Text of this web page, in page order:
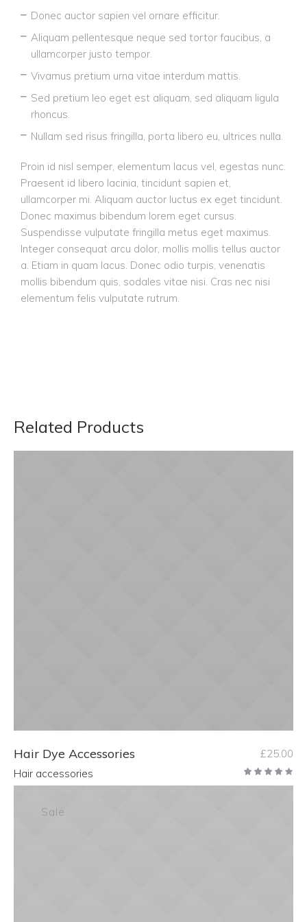
Donec auctor sapien vel ornare efficitur.
Aliquam pellentesque neque sed tortor faucibus, a
ullamcorper justo tempor.
Vivamus pretium urna vitae interdum mattis.
Sed pretium leo eget est aliquam, sed aliquam ligula
rhoncus.
Nullam sed risus fringilla, porta libero eu, ultrices nulla.
Proin id nisl semper, elementum lacus vel, egestas nunc.
Praesent id libero lacinia, tincidunt sapien et,
ullamcorper mi. Aliquam auctor luctus ex eget tincidunt.
Donec maximus bibendum lorem eget cursus.
Suspendisse vulputate fringilla metus eget maximus.
Integer consequat arcu dolor, mollis mollis tellus auctor
a. Etiam in quam lacus. Donec odio turpis, venenatis
mollis bibendum quis, sodales vitae nisi. Cras nec nisi
elementum felis vulputate rutrum.
Related Products
ADD TO CART
Hair Dye Accessories £25.00
Hair accessories
Sale